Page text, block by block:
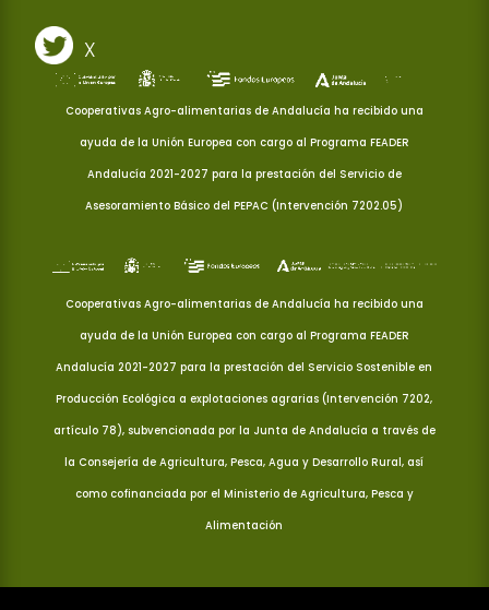
X
Cooperativas Agro-alimentarias de Andalucía ha recibido una
ayuda de la Unión Europea con cargo al Programa FEADER
Andalucía 2021-2027 para la prestación del Servicio de
Asesoramiento Básico del PEPAC (Intervención 7202.05)
Cooperativas Agro-alimentarias de Andalucía ha recibido una
ayuda de la Unión Europea con cargo al Programa FEADER
Andalucía 2021-2027 para la prestación del Servicio Sostenible en
Producción Ecológica a explotaciones agrarias (Intervención 7202,
artículo 78), subvencionada por la Junta de Andalucía a través de
la Consejería de Agricultura, Pesca, Agua y Desarrollo Rural, así
como cofinanciada por el Ministerio de Agricultura, Pesca y
Alimentación